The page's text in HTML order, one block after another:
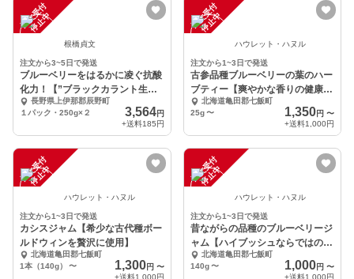
注
文
受
付
停
止
中
根橋貞文
注文から3~5日で発送
ブルーベリーをはるかに凌ぐ抗酸
化力！【”ブラックカラント生
果”５００ｇ”】
長野県上伊那郡辰野町
１パック・250g×２
3,564円
+送料185円
注
文
受
付
停
止
中
ハウレット・ハヌル
注文から1~3日で発送
古参品種ブルーベリーの葉のハー
ブティー【爽やかな香りの健康
茶】北海道亀田郡七飯町
25g 〜 1,350円 〜
+送料1,000円
注
文
受
付
停
止
中
ハウレット・ハヌル
注文から1~3日で発送
カシスジャム【希少な古代種ボー
ルドウィンを贅沢に使用】
北海道亀田郡七飯町
1本（140g）
〜 1,300円 〜
+送料1,000円
注
文
受
付
停
止
中
ハウレット・ハヌル
注文から1~3日で発送
昔ながらの品種のブルーベリージ
ャム【ハイブッシュならではの上
品な香り
北海道亀田郡七飯町
140g 〜 1,000円 〜
+送料1,000円